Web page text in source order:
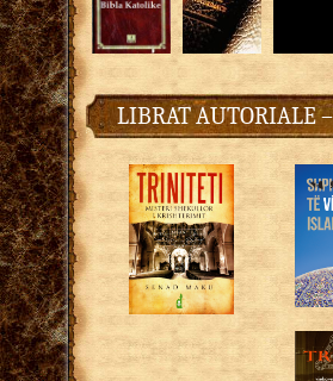
LIBRAT AUTORIALE